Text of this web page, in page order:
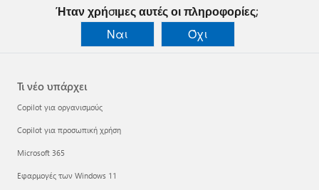
Ήταν χρήσιμες αυτές οι πληροφορίες;
Ναι
Όχι
Τι νέο υπάρχει
Copilot για οργανισμούς
Copilot για προσωπική χρήση
Microsoft 365
Εφαρμογές των Windows 11